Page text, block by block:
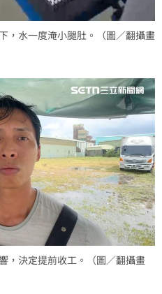
，水一度淹小腿肚。（圖／翻攝畫
，決定提前收工。（圖／翻攝畫